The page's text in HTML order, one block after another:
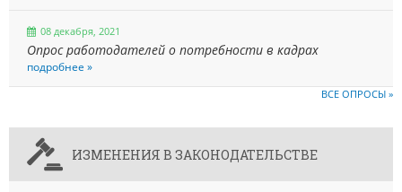
08 декабря, 2021
Опрос работодателей о потребности в кадрах
подробнее »
ВСЕ ОПРОСЫ »
ИЗМЕНЕНИЯ В ЗАКОНОДАТЕЛЬСТВЕ